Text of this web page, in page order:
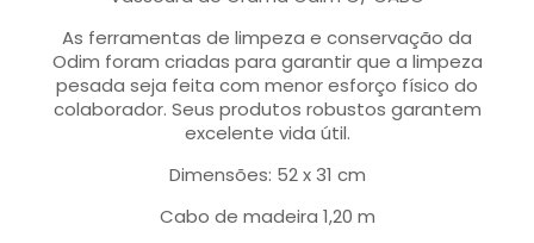
As ferramentas de limpeza e conservação da
Odim foram criadas para garantir que a limpeza
pesada seja feita com menor esforço físico do
colaborador. Seus produtos robustos garantem
excelente vida útil.
Dimensões: 52 x 31 cm
Cabo de madeira 1,20 m